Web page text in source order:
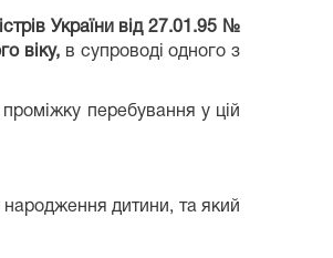
України від 27.01.95 №
віку, в супроводі одного з
перебування у цій
народження дитини, та який